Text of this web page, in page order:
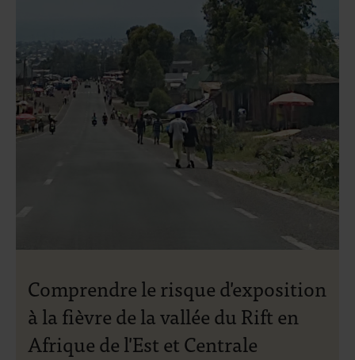
Comprendre le risque d'exposition
à la fièvre de la vallée du Rift en
Afrique de l'Est et Centrale